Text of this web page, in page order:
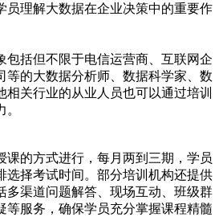
员理解大数据在企业决策中的重要作
包括但不限于电信运营商、互联网企
等的大数据分析师、数据科学家、数
相关行业的从业人员也可以通过培训
课的方式进行，每月两到三期，学员
选择考试时间。部分培训机构还提供
多渠道问题解答、现场互动、班级群
等服务，确保学员充分掌握课程精髓